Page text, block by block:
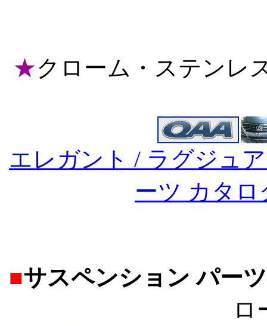
★クローム・ステンレ
エレガント / ラグジュ
ーツ カタ
■サスペンション パーツ
ロ